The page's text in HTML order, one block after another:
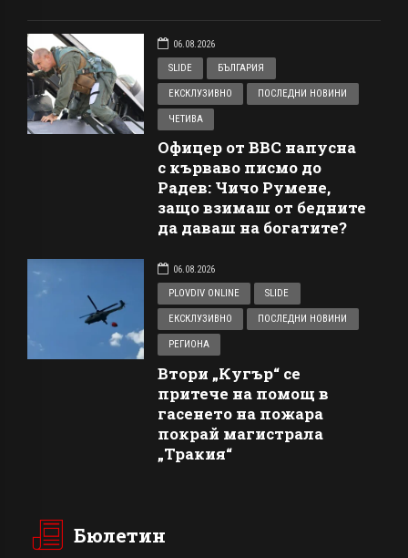
06.08.2026
SLIDE
БЪЛГАРИЯ
ЕКСКЛУЗИВНО ПОСЛЕДНИ НОВИНИ
ЧЕТИВА
Офицер от ВВС напусна
с кърваво писмо до
Радев: Чичо Румене,
защо взимаш от бедните
да даваш на богатите?
06.08.2026
PLOVDIV ONLINE
SLIDE
ЕКСКЛУЗИВНО ПОСЛЕДНИ НОВИНИ
РЕГИОНА
Втори „Кугър“ се
притече на помощ в
гасенето на пожара
покрай магистрала
„Тракия“
Бюлетин